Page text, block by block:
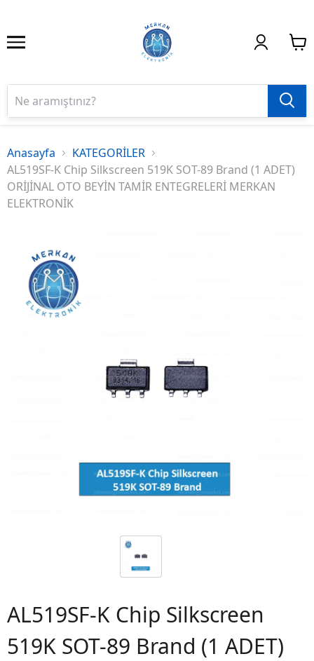
Anasayfa
KATEGORİLER
AL519SF-K Chip Silkscreen 519K SOT-89 Brand (1 ADET)
ORİJİNAL OTO BEYİN TAMİR ENTEGRELERİ MERKAN
ELEKTRONİK
AL519SF-K Chip Silkscreen
519K SOT-89 Brand (1 ADET)